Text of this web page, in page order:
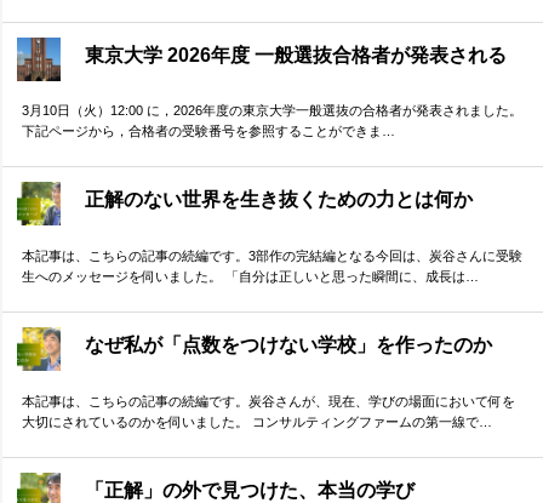
東京大学 2026年度 一般選抜合格者が発表される
3月10日（火）12:00 に，2026年度の東京大学一般選抜の合格者が発表されました。
下記ページから，合格者の受験番号を参照することができま…
正解のない世界を生き抜くための力とは何か
本記事は、こちらの記事の続編です。3部作の完結編となる今回は、炭谷さんに受験
生へのメッセージを伺いました。 「自分は正しいと思った瞬間に、成長は…
なぜ私が「点数をつけない学校」を作ったのか
本記事は、こちらの記事の続編です。炭谷さんが、現在、学びの場面において何を
大切にされているのかを伺いました。 コンサルティングファームの第一線で…
「正解」の外で見つけた、本当の学び